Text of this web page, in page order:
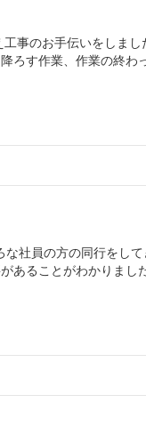
事のお手伝いをしま
ろす作業、作業の終わ
社員の方の同行をし
あることがわかりまし